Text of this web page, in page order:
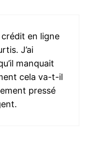
crédit en ligne
J’ai
manquait
cela va-t-il
pressé